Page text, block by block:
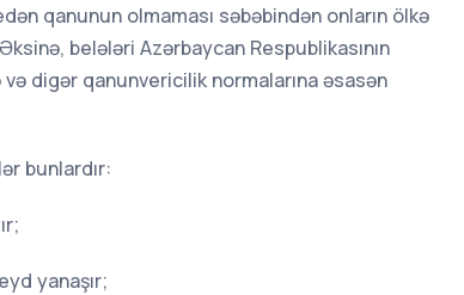
qanunun olmaması səbəbindən onların ölkə
belələri Azərbaycan Respublikasının
digər qanunvericilik normalarına əsasən
bunlardır:
yanaşır;